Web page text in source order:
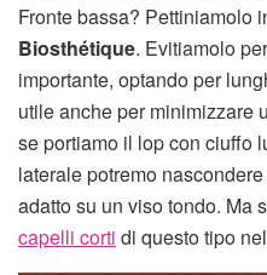
Fronte bassa? Pettiniamolo
Biosthétique. Evitiamolo
importante, optando per
utile anche per minimizzare
se portiamo il lop con ciuffo
laterale potremo
adatto su un viso tondo. Ma
capelli corti di questo tipo